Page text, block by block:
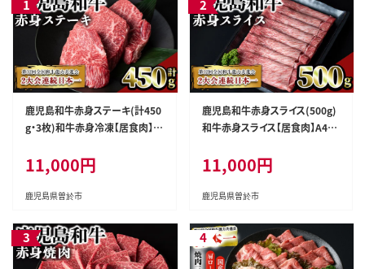
鹿児島和牛赤身ステーキ(計450
g・3枚)和牛赤身冷凍【居食肉】A
11,000円
鹿児島県曽於市
鹿児島和牛赤身スライス(500g)
和牛赤身スライス【居食肉】A451
11,000円
鹿児島県曽於市